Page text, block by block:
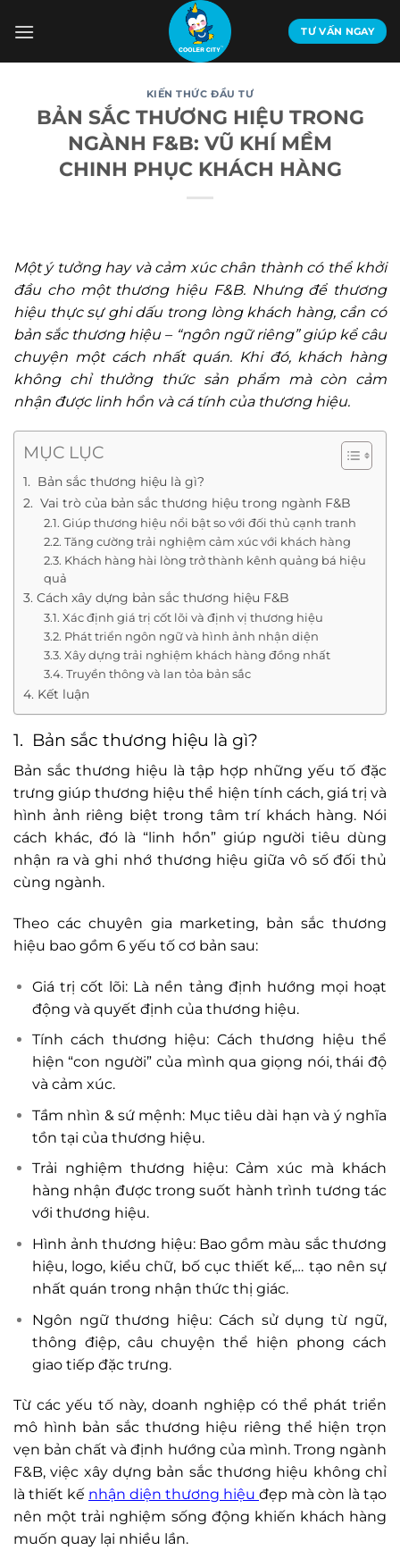
qua
TƯ VẤN NGAY
KIẾN THỨC ĐẦU TƯ
BẢN SẮC THƯƠNG HIỆU TRONG
NGÀNH F&B: VŨ KHÍ MỀM
CHINH PHỤC KHÁCH HÀNG
Một ý tưởng hay và cảm xúc chân thành có thể khởi
đầu cho một thương hiệu F&B. Nhưng để thương
hiệu thực sự ghi dấu trong lòng khách hàng, cần có
bản sắc thương hiệu – “ngôn ngữ riêng” giúp kể câu
chuyện một cách nhất quán. Khi đó, khách hàng
không chỉ thưởng thức sản phẩm mà còn cảm
nhận được linh hồn và cá tính của thương hiệu.
MỤC LỤC
1. Bản sắc thương hiệu là gì?
2. Vai trò của bản sắc thương hiệu trong ngành F&B
2.1. Giúp thương hiệu nổi bật so với đối thủ cạnh tranh
2.2. Tăng cường trải nghiệm cảm xúc với khách hàng
2.3. Khách hàng hài lòng trở thành kênh quảng bá hiệu
quả
3. Cách xây dựng bản sắc thương hiệu F&B
3.1. Xác định giá trị cốt lõi và định vị thương hiệu
3.2. Phát triển ngôn ngữ và hình ảnh nhận diện
3.3. Xây dựng trải nghiệm khách hàng đồng nhất
3.4. Truyền thông và lan tỏa bản sắc
4. Kết luận
1. Bản sắc thương hiệu là gì?
Bản sắc thương hiệu là tập hợp những yếu tố đặc
trưng giúp thương hiệu thể hiện tính cách, giá trị và
hình ảnh riêng biệt trong tâm trí khách hàng. Nói
cách khác, đó là “linh hồn” giúp người tiêu dùng
nhận ra và ghi nhớ thương hiệu giữa vô số đối thủ
cùng ngành.
Theo các chuyên gia marketing, bản sắc thương
hiệu bao gồm 6 yếu tố cơ bản sau:
Giá trị cốt lõi: Là nền tảng định hướng mọi hoạt
động và quyết định của thương hiệu.
Tính cách thương hiệu: Cách thương hiệu thể
hiện “con người” của mình qua giọng nói, thái độ
và cảm xúc.
Tầm nhìn & sứ mệnh: Mục tiêu dài hạn và ý nghĩa
tồn tại của thương hiệu.
Trải nghiệm thương hiệu: Cảm xúc mà khách
hàng nhận được trong suốt hành trình tương tác
với thương hiệu.
Hình ảnh thương hiệu: Bao gồm màu sắc thương
hiệu, logo, kiểu chữ, bố cục thiết kế,… tạo nên sự
nhất quán trong nhận thức thị giác.
Ngôn ngữ thương hiệu: Cách sử dụng từ ngữ,
thông điệp, câu chuyện thể hiện phong cách
giao tiếp đặc trưng.
Từ các yếu tố này, doanh nghiệp có thể phát triển
mô hình bản sắc thương hiệu riêng thể hiện trọn
vẹn bản chất và định hướng của mình. Trong ngành
F&B, việc xây dựng bản sắc thương hiệu không chỉ
là thiết kế nhận diện thương hiệu đẹp mà còn là tạo
nên một trải nghiệm sống động khiến khách hàng
muốn quay lại nhiều lần.